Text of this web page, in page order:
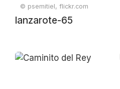
© psemitiel, flickr.com
lanzarote-65